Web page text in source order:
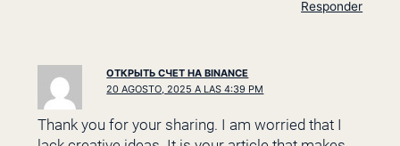
Responder
ОТКРЫТЬ СЧЕТ НА BINANCE
20 AGOSTO, 2025 A LAS 4:39 PM
Thank you for your sharing. I am worried that I